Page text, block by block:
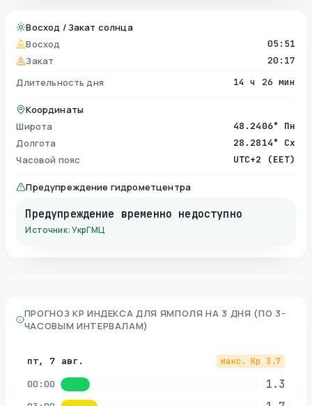
Восход / Закат солнца
Восход
05:51
Закат 20:17
Длительность дня 14 ч 26 мин
Координаты
Широта
48.2406° Пн
Долгота 28.2814° Сх
Часовой пояс UTC+2 (EET)
Предупреждение гидрометцентра
Предупреждение временно недоступно
Источник: УкрГМЦ
ПРОГНОЗ KP ИНДЕКСА ДЛЯ ЯМПОЛЯ НА 3 ДНЯ (ПО 3-
ЧАСОВЫМ ИНТЕРВАЛАМ)
пт, 7 авг. макс. Kp 3.7
00:00 1.3